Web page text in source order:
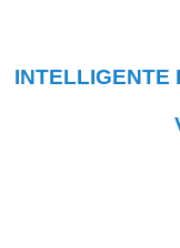
INTELLIGENTE